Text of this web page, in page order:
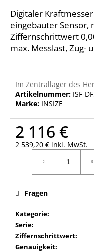
Digitaler Kraftmesser
eingebauter Sensor,
Ziffernschrittwert
max. Messlast, Zug-
Im Zentrallager des
Artikelnummer: ISF-
Marke: INSIZE
2 116 €
2 539,20 € inkl. MwSt.
Kategorie:
Serie:
Ziffernschrittwert:
Genauigkeit:
Fragen
p
f
e
h
e
n